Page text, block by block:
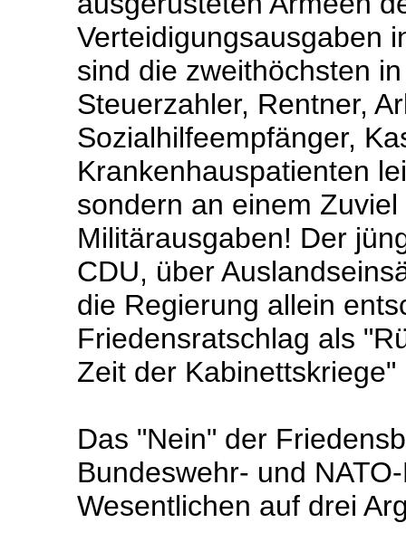
Verteidigungsausgaben
sind die zweithöchsten
Steuerzahler, Rentner,
Sozialhilfeempfänger,
Krankenhauspatienten
sondern an einem
Militärausgaben! Der
CDU, über
die Regierung allein
Friedensratschlag als
Zeit der
Das "Nein" der
Bundeswehr- und
Wesentlichen auf drei